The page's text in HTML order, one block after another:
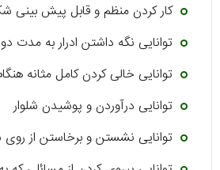
کار کردن منظم و قابل پیش بینی
توانایی نگه داشتن ادرار به مدت
توانایی خالی کردن کامل مثانه
توانایی درآوردن و پوشیدن شلوار
توانایی نشستن و برخاستن از